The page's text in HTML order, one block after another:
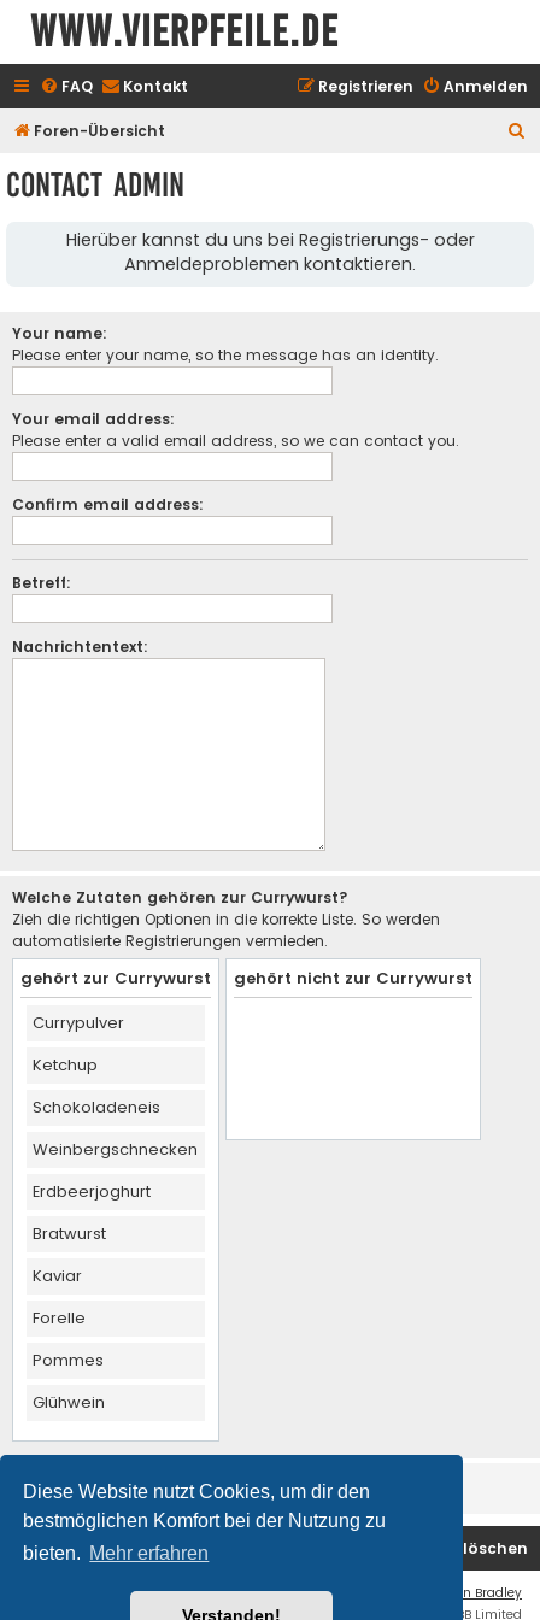
Diese Website nutzt Cookies, um dir den
bestmöglichen Komfort bei der Nutzung zu
bieten. Mehr erfahren
Verstanden!
www.vierpfeile.de
FAQ Kontakt Anmelden
Registrieren
Foren-Übersicht
Contact Admin
Hierüber kannst du uns bei Registrierungs- oder
Anmeldeproblemen kontaktieren.
Your name:
Please enter your name, so the message has an identity.
Your email address:
Please enter a valid email address, so we can contact you.
Confirm email address:
Betreff:
Nachrichtentext:
Welche Zutaten gehören zur Currywurst?
Zieh die richtigen Optionen in die korrekte Liste. So werden
automatisierte Registrierungen vermieden.
gehört zur Currywurst
Currypulver
Ketchup
Schokoladeneis
Weinbergschnecken
Erdbeerjoghurt
Bratwurst
Kaviar
Forelle
Pommes
Glühwein
gehört nicht zur Currywurst
Foren-Übersicht Alle Cookies löschen
Ian Bradley
Powered byphpBB ® Forum Software © phpBB Limited